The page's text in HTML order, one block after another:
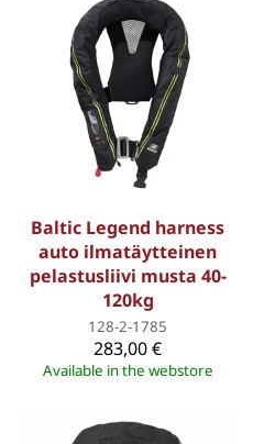
Baltic Legend harness
auto ilmatäytteinen
pelastusliivi musta 40-
120kg
128-2-1785
283,00 €
Available in the webstore